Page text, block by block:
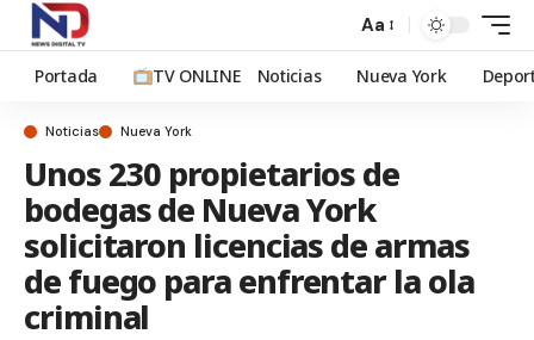
Aa
Portada TV ONLINE Noticias Nueva York
Noticias Nueva York
Unos 230 propietarios de
bodegas de Nueva York
solicitaron licencias de armas
de fuego para enfrentar la ola
criminal